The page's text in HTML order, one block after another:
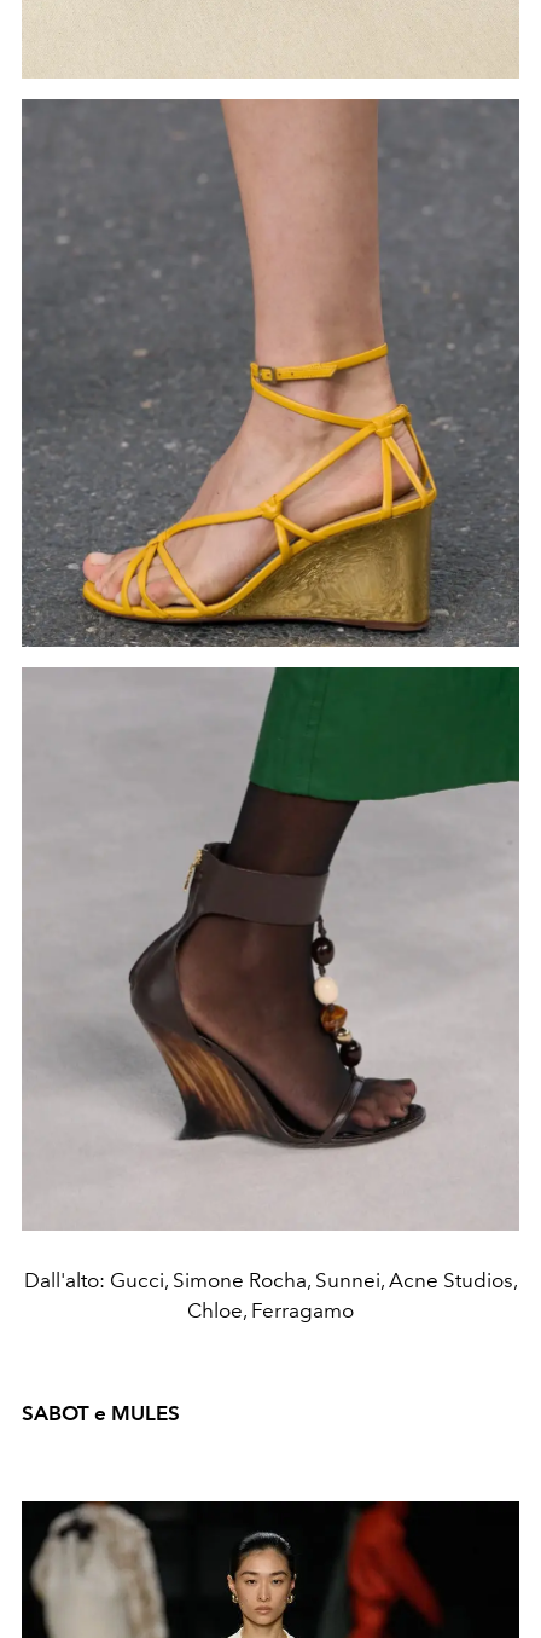
Dall'alto: Gucci, Simone Rocha, Sunnei, Acne Studios,
Chloe, Ferragamo
SABOT e MULES